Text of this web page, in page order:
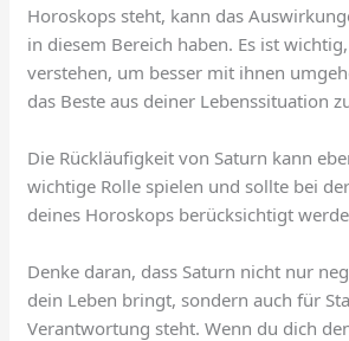
Horoskops steht, kann das
in diesem Bereich haben. Es ist
verstehen, um besser mit ihnen
das Beste aus deiner Lebenssituation
Die Rückläufigkeit von Saturn kann
wichtige Rolle spielen und sollte bei
deines Horoskops berücksichtigt
Denke daran, dass Saturn nicht nur
dein Leben bringt, sondern auch für
Verantwortung steht. Wenn du dich